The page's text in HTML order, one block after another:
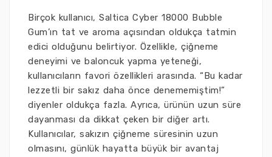
Birçok kullanıcı, Saltica Cyber 18000 Bubble
Gum’ın tat ve aroma açısından oldukça tatmin
edici olduğunu belirtiyor. Özellikle, çiğneme
deneyimi ve baloncuk yapma yeteneği,
kullanıcıların favori özellikleri arasında. “Bu kadar
lezzetli bir sakız daha önce denememiştim!”
diyenler oldukça fazla. Ayrıca, ürünün uzun süre
dayanması da dikkat çeken bir diğer artı.
Kullanıcılar, sakızın çiğneme süresinin uzun
olmasını, günlük hayatta büyük bir avantaj